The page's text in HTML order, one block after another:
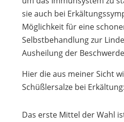
sie auch bei
Möglichkeit für eine
Selbstbehandlung zur
Ausheilung der
Hier die aus meiner Sicht
Schüßlersalze bei Erkältung:
Das erste Mittel der Wahl